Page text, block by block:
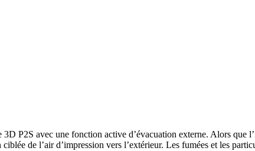
P2S avec une fonction active d’évacuation externe. Alors que
de l’air d’impression vers l’extérieur. Les fumées et les